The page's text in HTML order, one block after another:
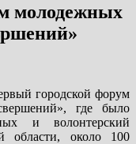
молодежных
городской форум
где было
и волонтерский
области, около 100